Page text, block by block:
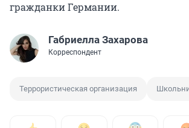
гражданки Германии.
Габриелла Захарова
Корреспондент
Террористическая организация